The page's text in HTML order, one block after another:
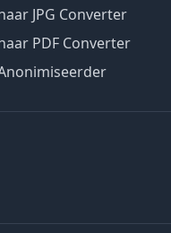
JPG Converter
PDF Converter